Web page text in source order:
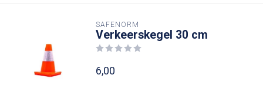
SAFENORM
Verkeerskegel 30 cm
6,00